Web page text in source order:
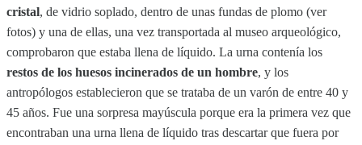
cristal, de vidrio soplado, dentro de unas fundas de plomo (ver
fotos) y una de ellas, una vez transportada al museo arqueológico,
comprobaron que estaba llena de líquido. La urna contenía los
restos de los huesos incinerados de un hombre, y los
antropólogos establecieron que se trataba de un varón de entre 40 y
45 años. Fue una sorpresa mayúscula porque era la primera vez que
encontraban una urna llena de líquido tras descartar que fuera por